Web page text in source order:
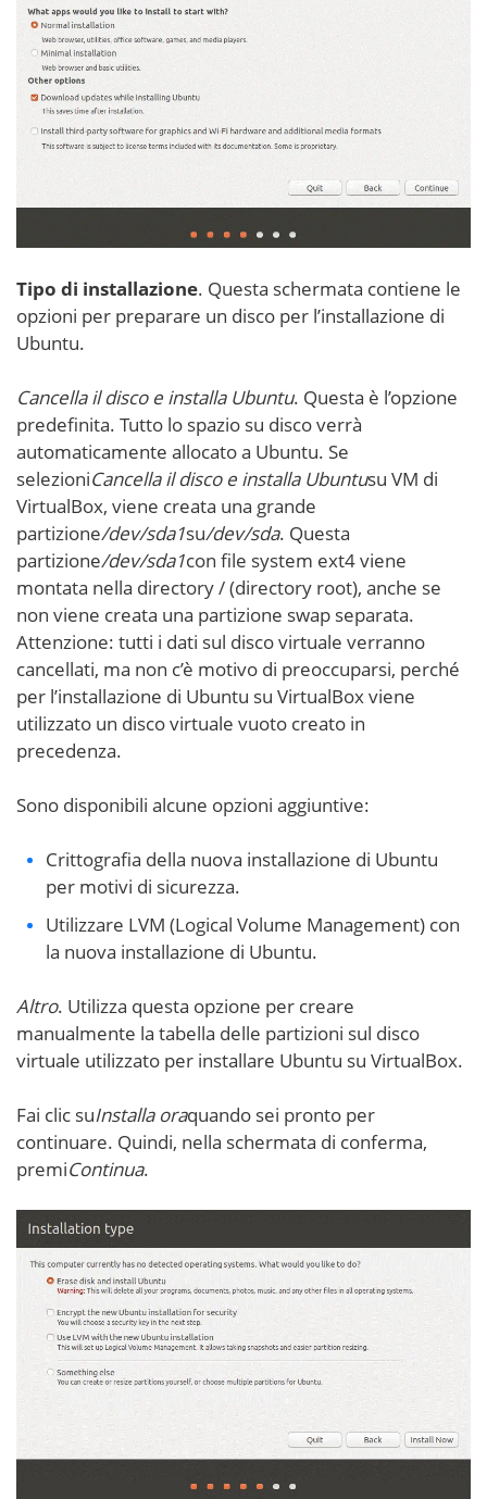
Tipo di installazione. Questa schermata contiene le
opzioni per preparare un disco per l’installazione di
Ubuntu.
Cancella il disco e installa Ubuntu. Questa è l’opzione
predefinita. Tutto lo spazio su disco verrà
automaticamente allocato a Ubuntu. Se
selezioniCancella il disco e installa Ubuntusu VM di
VirtualBox, viene creata una grande
partizione/dev/sda1su/dev/sda. Questa
partizione/dev/sda1con file system ext4 viene
montata nella directory / (directory root), anche se
non viene creata una partizione swap separata.
Attenzione: tutti i dati sul disco virtuale verranno
cancellati, ma non c’è motivo di preoccuparsi, perché
per l’installazione di Ubuntu su VirtualBox viene
utilizzato un disco virtuale vuoto creato in
precedenza.
Sono disponibili alcune opzioni aggiuntive:
Crittografia della nuova installazione di Ubuntu
per motivi di sicurezza.
Utilizzare LVM (Logical Volume Management) con
la nuova installazione di Ubuntu.
Altro. Utilizza questa opzione per creare
manualmente la tabella delle partizioni sul disco
virtuale utilizzato per installare Ubuntu su VirtualBox.
Fai clic suInstalla oraquando sei pronto per
continuare. Quindi, nella schermata di conferma,
premiContinua.